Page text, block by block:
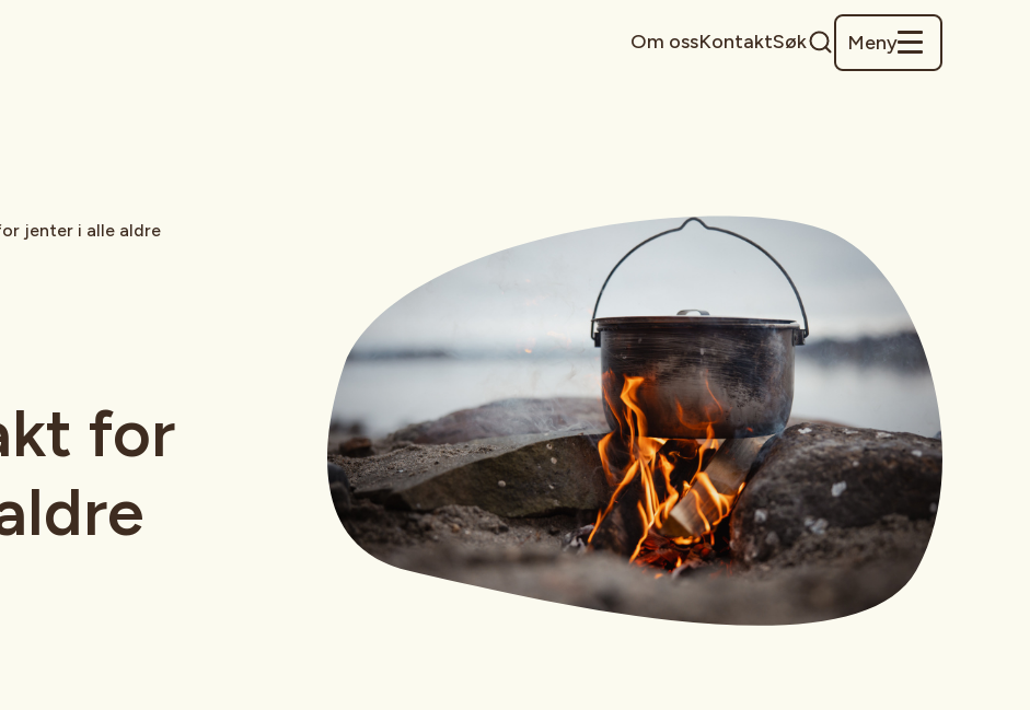
Om ossKontaktSøk Meny
jenter i alle aldre
for